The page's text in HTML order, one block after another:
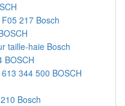
217 Bosch
taille-haie Bosch
BOSCH
344 500 BOSCH
Bosch